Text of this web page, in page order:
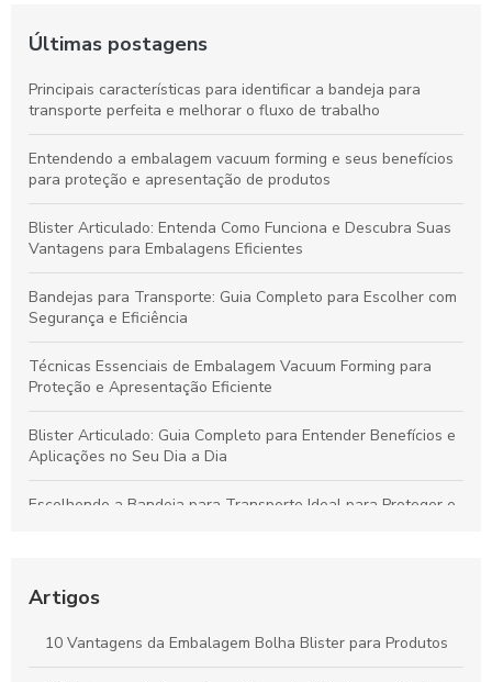
Últimas postagens
Principais características para identificar a bandeja para
transporte perfeita e melhorar o fluxo de trabalho
Entendendo a embalagem vacuum forming e seus benefícios
para proteção e apresentação de produtos
Blister Articulado: Entenda Como Funciona e Descubra Suas
Vantagens para Embalagens Eficientes
Bandejas para Transporte: Guia Completo para Escolher com
Segurança e Eficiência
Técnicas Essenciais de Embalagem Vacuum Forming para
Proteção e Apresentação Eficiente
Blister Articulado: Guia Completo para Entender Benefícios e
Aplicações no Seu Dia a Dia
Escolhendo a Bandeja para Transporte Ideal para Proteger e
Minimizar Desperdícios
Blisters Articulados: Funcionalidade, Benefícios e Principais
Aplicações
Artigos
10 Vantagens da Embalagem Bolha Blister para Produtos